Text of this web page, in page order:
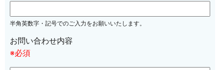
半角英数字・記号でのご入力をお願いいたします。
お問い合わせ内容
※必須